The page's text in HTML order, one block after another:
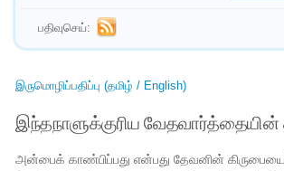
பதிவுசெய்:
இருமொழிப்பதிப்பு (தமிழ் / English)
இந்தநாளுக்குரிய வேதவார்த்தையின்
அன்பைக் காண்பிப்பது என்பது தேவனின் கிருபையைப்